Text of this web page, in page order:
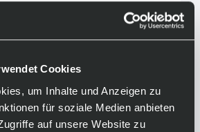
Cookies
um Inhalte und Anzeigen zu
für soziale Medien anbieten
auf unsere Website zu
kann aufgrund
Konfigurationen vom
unsere technischen Daten!
Disc / D.Butted 6061 Alloy,
/ Replaceable